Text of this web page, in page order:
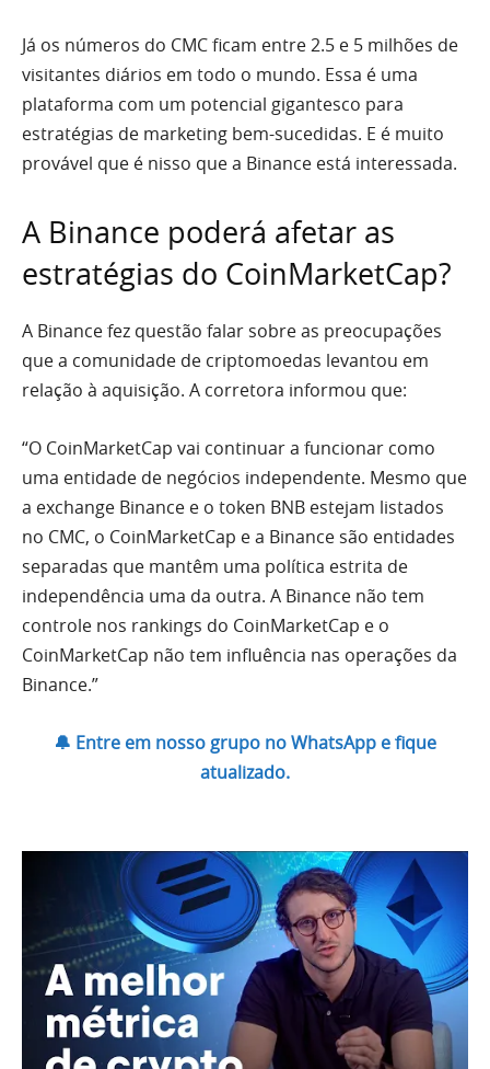
Já os números do CMC ficam entre 2.5 e 5 milhões de
visitantes diários em todo o mundo. Essa é uma
plataforma com um potencial gigantesco para
estratégias de marketing bem-sucedidas. E é muito
provável que é nisso que a Binance está interessada.
A Binance poderá afetar as
estratégias do CoinMarketCap?
A Binance fez questão falar sobre as preocupações
que a comunidade de criptomoedas levantou em
relação à aquisição. A corretora informou que:
“O CoinMarketCap vai continuar a funcionar como
uma entidade de negócios independente. Mesmo que
a exchange Binance e o token BNB estejam listados
no CMC, o CoinMarketCap e a Binance são entidades
separadas que mantêm uma política estrita de
independência uma da outra. A Binance não tem
controle nos rankings do CoinMarketCap e o
CoinMarketCap não tem influência nas operações da
Binance.”
🔔 Entre em nosso grupo no WhatsApp e fique
atualizado.